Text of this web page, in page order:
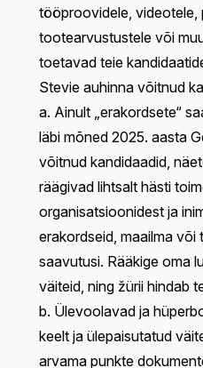
tööproovidele, videotele,
tootearvustustele või
toetavad teie
Stevie auhinna võitnud
a. Ainult „erakordsete“
läbi mõned 2025. aasta
võitnud kandidaadid,
räägivad lihtsalt hästi
organisatsioonidest ja
erakordseid, maailma
saavutusi. Rääkige oma
väiteid, ning žürii hindab
b. Ülevoolavad ja
keelt ja ülepaisutatud
arvama punkte